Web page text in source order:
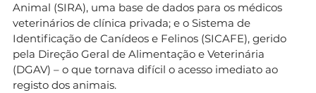
Animal (SIRA), uma base de dados para os médicos
veterinários de clínica privada; e o Sistema de
Identificação de Canídeos e Felinos (SICAFE), gerido
pela Direção Geral de Alimentação e Veterinária
(DGAV) – o que tornava difícil o acesso imediato ao
registo dos animais.